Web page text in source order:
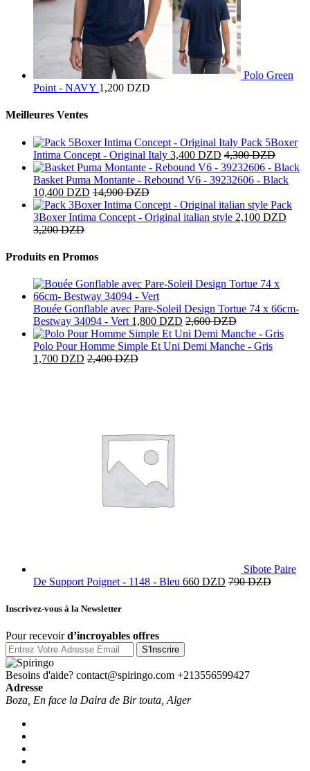
Polo Green
Point - NAVY 1,200 DZD
Meilleures Ventes
Pack 5Boxer
Intima Concept - Original Italy 3,400 DZD 4,300DZD
Basket Puma Montante - Rebound V6 - 39232606 - Black
10,400 DZD 14,900DZD
Pack
3Boxer Intima Concept - Original italian style 2,100 DZD
3,200DZD
Produits en Promos
Bouée Gonflable avec Pare-Soleil Design Tortue 74 x 66cm-
Bestway 34094 - Vert 1,800 DZD 2,600DZD
Polo Pour Homme Simple Et Uni Demi Manche - Gris
1,700 DZD 2,400DZD
Sibote Paire
De Support Poignet - 1148 - Bleu 660 DZD 790DZD
Inscrivez-vous à la Newsletter
Pour recevoird’incroyables offres
S'Inscrire
Besoins d'aide? contact@spiringo.com +213556599427
Adresse
Boza, En face la Daira de Bir touta, Alger